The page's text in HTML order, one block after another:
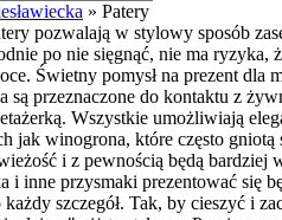
» Patery
pozwalają w stylowy sposób
po nie sięgnąć, nie ma ryzyka,
Świetny pomysł na prezent
są przeznaczone do kontaktu z
Wszystkie umożliwiają
jak winogrona, które często
i z pewnością będą
i inne przysmaki prezentować się
każdy szczegół. Tak, by cieszyć i